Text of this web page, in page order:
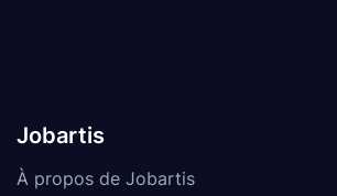
Jobartis
À propos de Jobartis